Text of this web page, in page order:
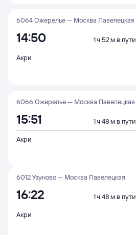
6064 Ожерелье — Москва Павелецкая
14:50 1 ч 52 м в пути
Акри
6066 Ожерелье — Москва Павелецкая
15:51 1 ч 48 м в пути
Акри
6012 Узуново — Москва Павелецкая
16:22 1 ч 48 м в пути
Акри